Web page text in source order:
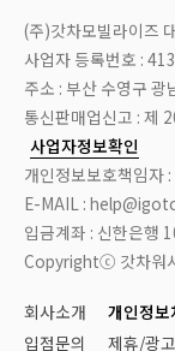
(주)갓차모빌라이즈
사업자 등록번호 :
주소 : 부산 수영구
통신판매업신고 : 제
사업자정보확인
개인정보보호책임자
E-MAIL :
입금계좌 : 신한은행
Copyrightⓒ 갓차워
회사소개 개인정보
입점문의
제휴/광